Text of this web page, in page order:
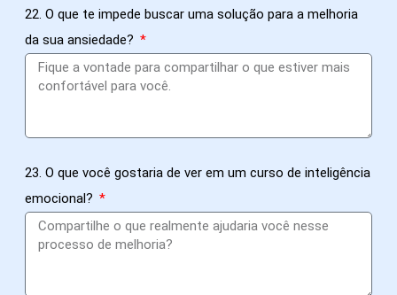
22. O que te impede buscar uma solução para a melhoria
da sua ansiedade?
23. O que você gostaria de ver em um curso de inteligência
emocional?